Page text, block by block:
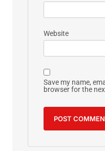
Website
Save my name,
browser for the